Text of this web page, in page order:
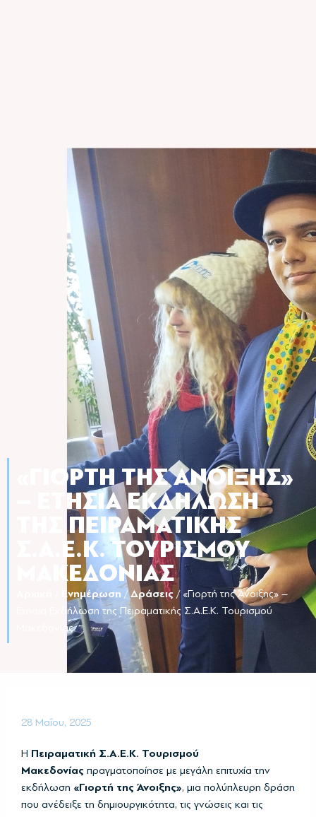
«ΓΙΟΡΤΉ ΤΗΣ ΆΝΟΙΞΗΣ»
– ΕΤΉΣΙΑ ΕΚΔΉΛΩΣΗ
ΤΗΣ ΠΕΙΡΑΜΑΤΙΚΉΣ
Σ.Α.Ε.Κ. ΤΟΥΡΙΣΜΟΎ
ΜΑΚΕΔΟΝΊΑΣ
Ενημέρωση /Δράσεις / «Γιορτή της Άνοιξης» –
Ετήσια Εκδήλωση της Πειραματικής Σ.Α.Ε.Κ. Τουρισμού
Μακεδονίας
28 Μαΐου, 2025
Η Πειραματική Σ.Α.Ε.Κ. Τουρισμού
Μακεδονίας πραγματοποίησε με μεγάλη επιτυχία την
εκδήλωση «Γιορτή της Άνοιξης», μια πολύπλευρη δράση
που ανέδειξε τη δημιουργικότητα, τις γνώσεις και τις